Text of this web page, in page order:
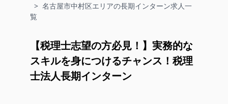
> 名古屋市中村区エリアの長期インターン求人一
覧
【税理士志望の方必見！】実務的な
スキルを身につけるチャンス！税理
士法人長期インターン